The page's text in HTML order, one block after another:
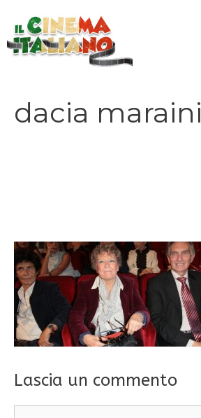
contenuto
dacia maraini
Lascia un commento